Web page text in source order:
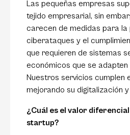
Las pequeñas empresas
tejido empresarial, sin
carecen de medidas para
ciberataques y el
que requieren de sistemas
económicos que se
Nuestros servicios cumplen
mejorando su digitalización
¿Cuál es el valor
startup?